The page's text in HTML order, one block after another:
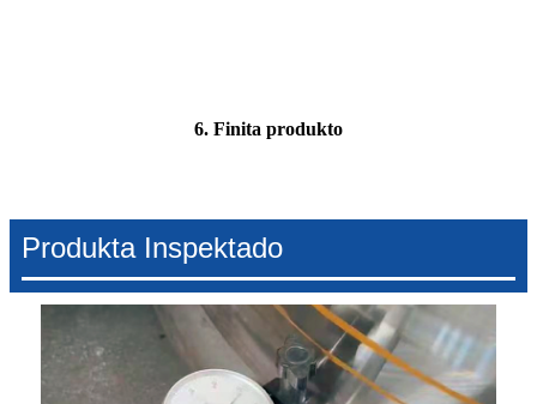
6. Finita produkto
Produkta Inspektado